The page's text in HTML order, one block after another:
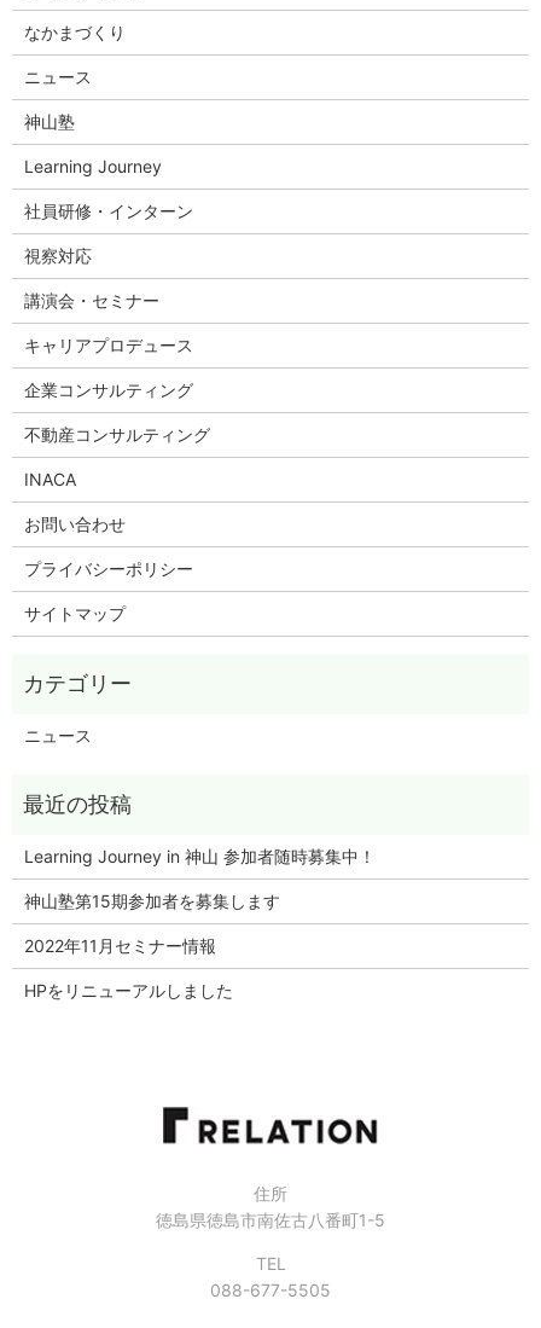
なかまづくり
ニュース
神山塾
Learning Journey
社員研修・インターン
視察対応
講演会・セミナー
キャリアプロデュース
企業コンサルティング
不動産コンサルティング
INACA
お問い合わせ
プライバシーポリシー
サイトマップ
ニュース
Learning Journey in 神山 参加者随時募集中！
神山塾第15期参加者を募集します
2022年11月セミナー情報
HPをリニューアルしました
住所
徳島県徳島市南佐古八番町1-5
TEL
088-677-5505